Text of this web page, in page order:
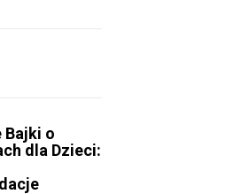
Bajki o
dla Dzieci: